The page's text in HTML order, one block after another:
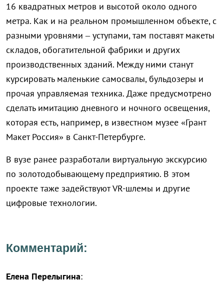
16 квадратных метров и высотой около одного
метра. Как и на реальном промышленном объекте, с
разными уровнями – уступами, там поставят макеты
складов, обогатительной фабрики и других
производственных зданий. Между ними станут
курсировать маленькие самосвалы, бульдозеры и
прочая управляемая техника. Даже предусмотрено
сделать имитацию дневного и ночного освещения,
которая есть, например, в известном музее «Грант
Макет Россия» в Санкт-Петербурге.
В вузе ранее разработали виртуальную экскурсию
по золотодобывающему предприятию. В этом
проекте таже задействуют VR-шлемы и другие
цифровые технологии.
Комментарий:
Елена Перелыгина: